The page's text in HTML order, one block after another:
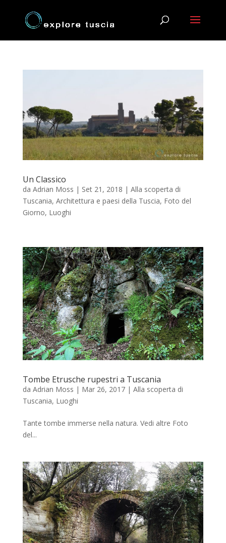
Un Classico
da Adrian Moss | Set 21, 2018 | Alla scoperta di
Tuscania, Architettura e paesi della Tuscia, Foto del
Giorno, Luoghi
Tombe Etrusche rupestri a Tuscania
da Adrian Moss | Mar 26, 2017| Alla scoperta di
Tuscania, Luoghi
Tante tombe immerse nella natura. Vedi altre Foto
del...